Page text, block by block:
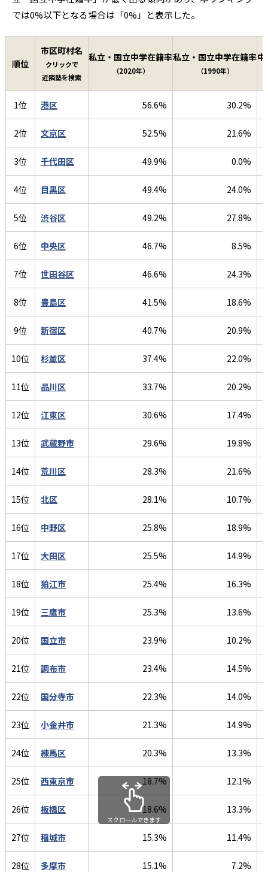
では0%以下となる場合は「0%」と表示した。
順位
市区町村名
クリックで
近隣塾を検索
私立・国立中学在籍率
（2020年）
私立・国立中学在籍率
（1990年）
1位 港区 56.6% 30.2%
2位 文京区 52.5% 21.6%
3位 千代田区 49.9% 0.0%
4位 目黒区 49.4% 24.0%
5位 渋谷区 49.2% 27.8%
6位 中央区 46.7% 8.5%
7位 世田谷区 46.6% 24.3%
8位 豊島区 41.5% 18.6%
9位 新宿区 40.7% 20.9%
10位 杉並区 37.4% 22.0%
11位 品川区 33.7% 20.2%
12位 江東区 30.6% 17.4%
13位 武蔵野市 29.6% 19.8%
14位 荒川区 28.3% 21.6%
15位 北区 28.1% 10.7%
16位 中野区 25.8% 18.9%
17位 大田区 25.5% 14.9%
18位 狛江市 25.4% 16.3%
19位 三鷹市 25.3% 13.6%
20位 国立市 23.9% 10.2%
21位 調布市 23.4% 14.5%
22位 国分寺市 22.3% 14.0%
23位 小金井市 21.3% 14.9%
24位 練馬区 20.3% 13.3%
25位 西東京市 18.7% 12.1%
26位 板橋区 18.6% 13.3%
27位 稲城市 15.3% 11.4%
28位 多摩市 15.1% 7.2%
スクロールできます